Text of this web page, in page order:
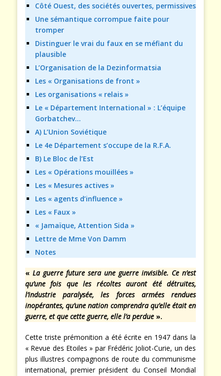
Côté Ouest, des sociétés ouvertes, permissives
Une sémantique corrompue faite pour
tromper
Distinguer le vrai du faux en se méfiant du
plausible
L’Organisation de la Dezinformatsia
Les « Organisations de front »
Les organisations « relais »
Le « Département International » : L’équipe
Gorbatchev…
A) L’Union Soviétique
Le 4e Département s’occupe de la R.F.A.
B) Le Bloc de l’Est
Les « Opérations mouillées »
Les « Mesures actives »
Les « agents d’influence »
Les « Faux »
« Jamaïque, Attention Sida »
Lettre de Mme Von Damm
Notes
« La guerre future sera une guerre invisible. Ce n’est
qu’une fois que les récoltes auront été détruites,
l’industrie paralysée, les forces armées rendues
inopérantes, qu’une nation comprendra qu’elle était en
guerre, et que cette guerre, elle l’a perdue ».
Cette triste prémonition a été écrite en 1947 dans la
« Revue des Etoiles » par Frédéric Joliot-Curie, un des
plus illustres compagnons de route du communisme
international, premier président du Conseil Mondial